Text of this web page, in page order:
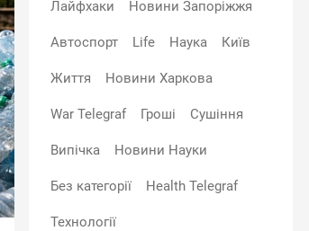
Лайфхаки Новини Запоріжжя
Автоспорт Life Наука Київ
Життя Новини Харкова
War Telegraf Гроші Сушіння
Випічка Новини Науки
Без категорії Health Telegraf
Технології